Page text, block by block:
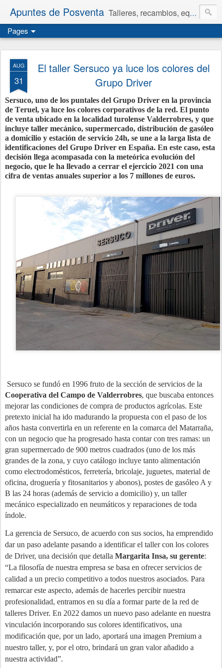
Apuntes de Posventa Talleres, recambios, equipamiento y neumáticos.
Pages
AUG
31
El taller Sersuco ya luce los colores del
Grupo Driver
Sersuco, uno de los puntales del Grupo Driver en la provincia
de Teruel, ya luce los colores corporativos de la red. El punto
de venta ubicado en la localidad turolense Valderrobres, y que
incluye taller mecánico, supermercado, distribución de gasóleo
a domicilio y estación de servicio 24h, se une a la larga lista de
identificaciones del Grupo Driver en España. En este caso, esta
decisión llega acompasada con la meteórica evolución del
negocio, que le ha llevado a cerrar el ejercicio 2021 con una
cifra de ventas anuales superior a los 7 millones de euros.
Sersuco se fundó en 1996 fruto de la sección de servicios de la
Cooperativa del Campo de Valderrobres, que buscaba entonces
mejorar las condiciones de compra de productos agrícolas. Este
pretexto inicial ha ido madurando la propuesta con el paso de los
años hasta convertirla en un referente en la comarca del Matarraña,
con un negocio que ha progresado hasta contar con tres ramas: un
gran supermercado de 900 metros cuadrados (uno de los más
grandes de la zona, y cuyo catálogo incluye tanto alimentación
como electrodomésticos, ferretería, bricolaje, juguetes, material de
oficina, droguería y fitosanitarios y abonos), postes de gasóleo A y
B las 24 horas (además de servicio a domicilio) y, un taller
mecánico especializado en neumáticos y reparaciones de toda
índole.
La gerencia de Sersuco, de acuerdo con sus socios, ha emprendido
dar un paso adelante pasando a identificar el taller con los colores
de Driver, una decisión que detalla Margarita Insa, su gerente:
“La filosofía de nuestra empresa se basa en ofrecer servicios de
calidad a un precio competitivo a todos nuestros asociados. Para
remarcar este aspecto, además de hacerles percibir nuestra
profesionalidad, entramos en su día a formar parte de la red de
talleres Driver. En 2022 damos un nuevo paso adelante en nuestra
vinculación incorporando sus colores identificativos, una
modificación que, por un lado, aportará una imagen Premium a
nuestro taller, y, por el otro, brindará un gran valor añadido a
nuestra actividad”.